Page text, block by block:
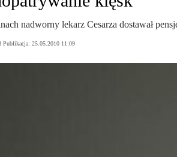
nadworny lekarz Cesarza dostawał
Publikacja: 25.05.2010 11:09